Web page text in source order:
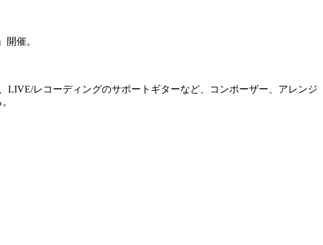
開催。
LIVE/レコーディングのサポートギターなど、コンポーザー、アレンジ